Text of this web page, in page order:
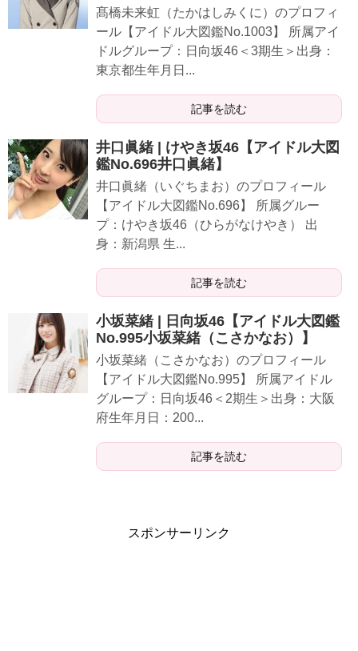
髙橋未来虹（たかはしみくに）のプロフィ
ール【アイドル大図鑑No.1003】 所属アイ
ドルグループ：日向坂46＜3期生＞出身：
東京都生年月日...
記事を読む
井口眞緒 | けやき坂46【アイドル大図
鑑No.696井口眞緒】
井口眞緒（いぐちまお）のプロフィール
【アイドル大図鑑No.696】 所属グルー
プ：けやき坂46（ひらがなけやき） 出
身：新潟県 生...
記事を読む
小坂菜緒 | 日向坂46【アイドル大図鑑
No.995小坂菜緒（こさかなお）】
小坂菜緒（こさかなお）のプロフィール
【アイドル大図鑑No.995】 所属アイドル
グループ：日向坂46＜2期生＞出身：大阪
府生年月日：200...
記事を読む
スポンサーリンク